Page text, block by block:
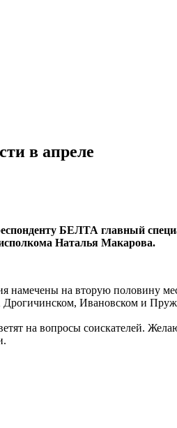
в апреле
БЕЛТА главный
Наталья Макарова.
на вторую половину
Ивановском и
на вопросы соискателей.